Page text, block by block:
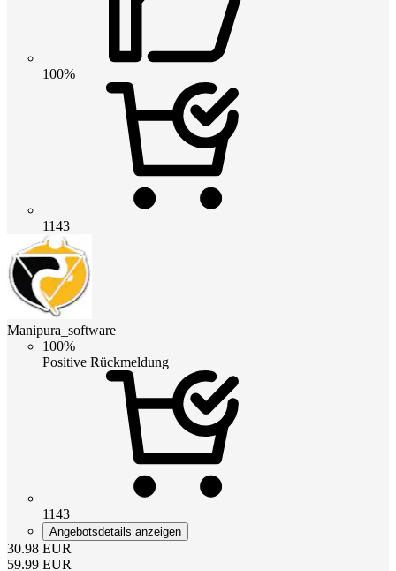
100%
1143
Manipura_software
100%
Positive Rückmeldung
1143
Angebotsdetails anzeigen
30.98 EUR
59.99 EUR